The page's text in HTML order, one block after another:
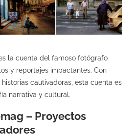
la cuenta del famoso fotógrafo
y reportajes impactantes. Con
cautivadoras, esta cuenta es
narrativa y cultural.
– Proyectos